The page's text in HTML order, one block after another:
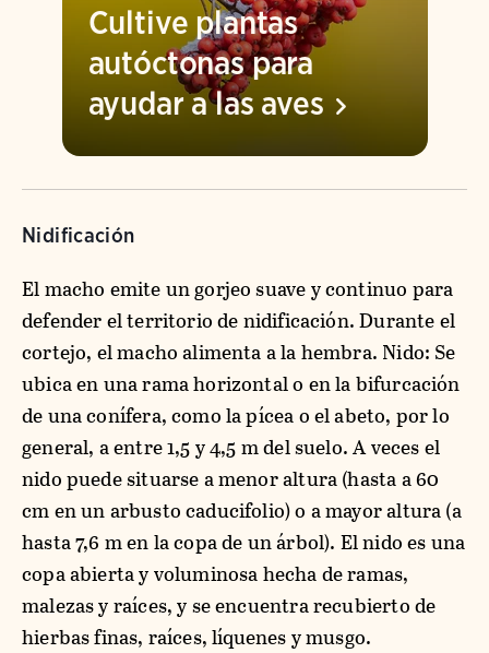
Cultive plantas
autóctonas para
ayudar a las aves
Nidificación
El macho emite un gorjeo suave y continuo para
defender el territorio de nidificación. Durante el
cortejo, el macho alimenta a la hembra. Nido: Se
ubica en una rama horizontal o en la bifurcación
de una conífera, como la pícea o el abeto, por lo
general, a entre 1,5 y 4,5 m del suelo. A veces el
nido puede situarse a menor altura (hasta a 60
cm en un arbusto caducifolio) o a mayor altura (a
hasta 7,6 m en la copa de un árbol). El nido es una
copa abierta y voluminosa hecha de ramas,
malezas y raíces, y se encuentra recubierto de
hierbas finas, raíces, líquenes y musgo.